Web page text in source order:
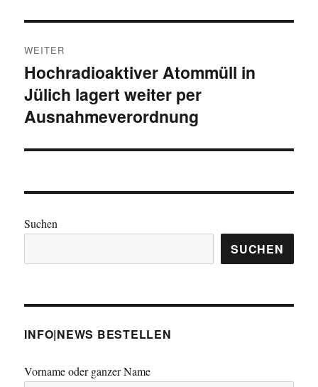
WEITER
Nächster
Beitrag:
Hochradioaktiver Atommüll in
Jülich lagert weiter per
Ausnahmeverordnung
Suchen
SUCHEN
INFO|NEWS BESTELLEN
Vorname oder ganzer Name